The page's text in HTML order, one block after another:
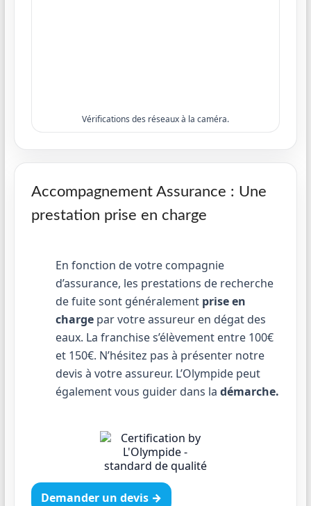
Vérifications des réseaux à la caméra.
Accompagnement Assurance : Une
prestation prise en charge
En fonction de votre compagnie
d’assurance, les prestations de recherche
de fuite sont généralement prise en
chargepar votre assureur en dégat des
eaux. La franchise s’élèvement entre 100€
et 150€. N’hésitez pas à présenter notre
devis à votre assureur. L’Olympide peut
également vous guider dans la démarche.
Demander un devis →